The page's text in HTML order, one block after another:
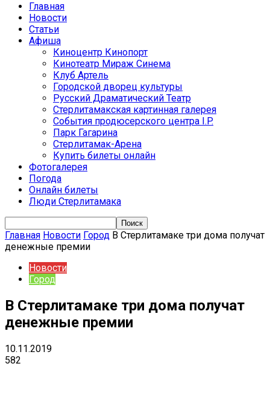
Главная
Новости
Статьи
Афиша
Киноцентр Кинопорт
Кинотеатр Мираж Синема
Клуб Артель
Городской дворец культуры
Русский Драматический Театр
Стерлитамакская картинная галерея
События продюсерского центра I.P.
Парк Гагарина
Стерлитамак-Арена
Купить билеты онлайн
Фотогалерея
Погода
Онлайн билеты
Люди Стерлитамака
Главная Новости Город В Стерлитамаке три дома получат
денежные премии
Новости
Город
В Стерлитамаке три дома получат
денежные премии
10.11.2019
582